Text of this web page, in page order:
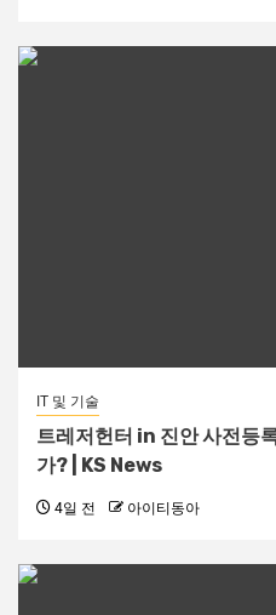
IT 및 기술
트레저헌터 in 진안 사전등
가? | KS News
4일 전 아이티동아